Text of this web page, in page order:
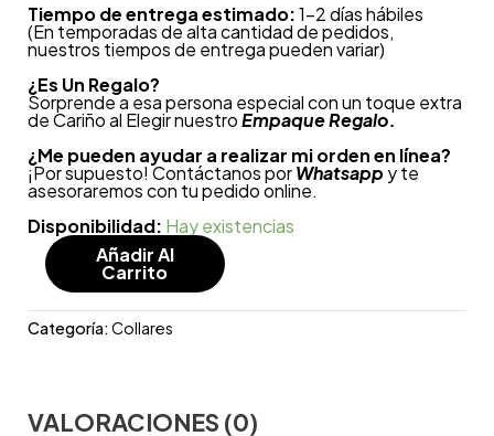
Tiempo de entrega estimado:1-2 días hábiles
(En temporadas de alta cantidad de pedidos,
nuestros tiempos de entrega pueden variar)
¿Es Un Regalo?
Sorprende a esa persona especial con un toque extra
de Cariño al Elegir nuestroEmpaque Regalo.
¿Me pueden ayudar a realizar mi orden en línea?
¡Por supuesto! Contáctanos porWhatsapp y te
asesoraremos con tu pedido online.
Disponibilidad: Hay existencias
Añadir Al
Carrito
Categoría:Collares
VALORACIONES (0)